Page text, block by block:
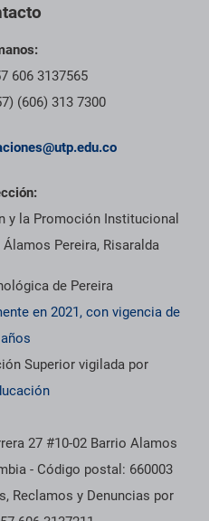
606 3137565
(606) 313 7300
y la Promoción Institucional
Pereira, Risaralda
de Pereira
en 2021, con vigencia de
Superior vigilada por
27 #10-02 Barrio Alamos
- Código postal: 660003
Reclamos y Denuncias por